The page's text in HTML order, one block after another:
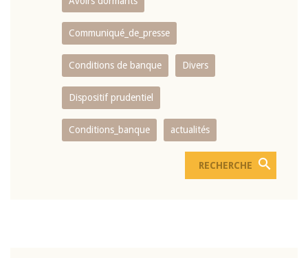
Communiqué_de_presse
Conditions de banque Divers
Dispositif prudentiel
Conditions_banque actualités